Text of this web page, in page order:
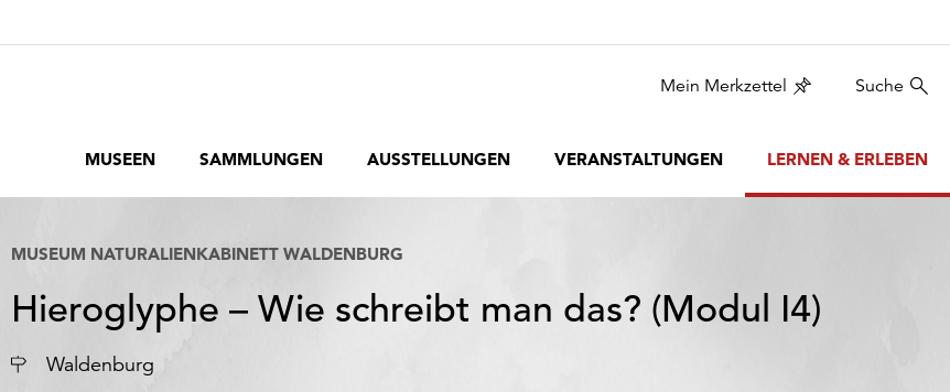
Mein Merkzettel Suche
MUSEEN SAMMLUNGEN AUSSTELLUNGEN VERANSTALTUNGEN LERNEN & ERLEBEN
MUSEUM NATURALIENKABINETT WALDENBURG
Hieroglyphe – Wie schreibt man das? (Modul I4)
Ort Waldenburg